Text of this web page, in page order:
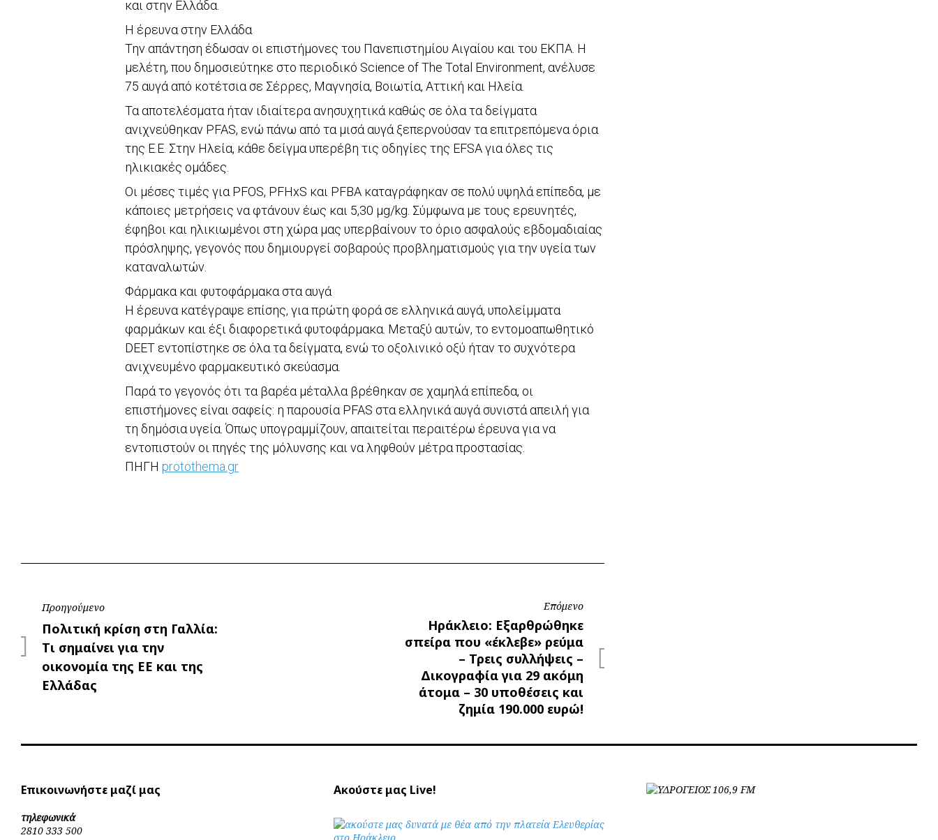
και στην Ελλάδα.
Η έρευνα στην Ελλάδα
Την απάντηση έδωσαν οι επιστήμονες του Πανεπιστημίου Αιγαίου και του ΕΚΠΑ. Η
μελέτη, που δημοσιεύτηκε στο περιοδικό Science of The Total Environment, ανέλυσε
75 αυγά από κοτέτσια σε Σέρρες, Μαγνησία, Βοιωτία, Αττική και Ηλεία.
Τα αποτελέσματα ήταν ιδιαίτερα ανησυχητικά καθώς σε όλα τα δείγματα
ανιχνεύθηκαν PFAS, ενώ πάνω από τα μισά αυγά ξεπερνούσαν τα επιτρεπόμενα όρια
της Ε.Ε. Στην Ηλεία, κάθε δείγμα υπερέβη τις οδηγίες της EFSA για όλες τις
ηλικιακές ομάδες.
Οι μέσες τιμές για PFOS, PFHxS και PFBA καταγράφηκαν σε πολύ υψηλά επίπεδα, με
κάποιες μετρήσεις να φτάνουν έως και 5,30 μg/kg. Σύμφωνα με τους ερευνητές,
έφηβοι και ηλικιωμένοι στη χώρα μας υπερβαίνουν το όριο ασφαλούς εβδομαδιαίας
πρόσληψης, γεγονός που δημιουργεί σοβαρούς προβληματισμούς για την υγεία των
καταναλωτών.
Φάρμακα και φυτοφάρμακα στα αυγά
Η έρευνα κατέγραψε επίσης, για πρώτη φορά σε ελληνικά αυγά, υπολείμματα
φαρμάκων και έξι διαφορετικά φυτοφάρμακα. Μεταξύ αυτών, το εντομοαπωθητικό
DEET εντοπίστηκε σε όλα τα δείγματα, ενώ το οξολινικό οξύ ήταν το συχνότερα
ανιχνευμένο φαρμακευτικό σκεύασμα.
Παρά το γεγονός ότι τα βαρέα μέταλλα βρέθηκαν σε χαμηλά επίπεδα, οι
επιστήμονες είναι σαφείς: η παρουσία PFAS στα ελληνικά αυγά συνιστά απειλή για
τη δημόσια υγεία. Όπως υπογραμμίζουν, απαιτείται περαιτέρω έρευνα για να
εντοπιστούν οι πηγές της μόλυνσης και να ληφθούν μέτρα προστασίας.
ΠΗΓΗ protothema.gr
Πλοήγηση
άρθρων
Προηγούμενο
Προηγούμενο
Πολιτική κρίση στη Γαλλία:
Tι σημαίνει για την
οικονομία της ΕΕ και της
Ελλάδας
Επόμενο
Επόμενο
Ηράκλειο: Εξαρθρώθηκε
σπείρα που «έκλεβε» ρεύμα
– Τρεις συλλήψεις –
Δικογραφία για 29 ακόμη
άτομα – 30 υποθέσεις και
ζημία 190.000 ευρώ!
Επικοινωνήστε μαζί μας
τηλεφωνικά
2810 333 500
Ακούστε μας Live!